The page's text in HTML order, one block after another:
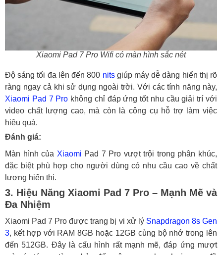
Xiaomi Pad 7 Pro Wifi có màn hình sắc nét
Độ sáng tối đa lên đến 800 nitsgiúp máy dễ dàng hiển thị rõ
ràng ngay cả khi sử dụng ngoài trời. Với các tính năng này,
Xiaomi Pad 7 Pro không chỉ đáp ứng tốt nhu cầu giải trí với
video chất lượng cao, mà còn là công cụ hỗ trợ làm việc
hiệu quả.
Đánh giá:
Màn hình của Xiaomi Pad 7 Pro vượt trội trong phân khúc,
đặc biệt phù hợp cho người dùng có nhu cầu cao về chất
lượng hiển thị.
3. Hiệu Năng Xiaomi Pad 7 Pro – Mạnh Mẽ và
Đa Nhiệm
Xiaomi Pad 7 Pro được trang bị vi xử lý Snapdragon 8s Gen
3, kết hợp với RAM 8GB hoặc 12GB cùng bộ nhớ trong lên
đến 512GB. Đây là cấu hình rất mạnh mẽ, đáp ứng mượt